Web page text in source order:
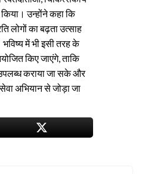
उन्होंने कहा कि
लोगों का बढ़ता उत्साह
में भी इसी तरह के
किए जाएंगे, ताकि
कराया जा सके और
अभियान से जोड़ा जा